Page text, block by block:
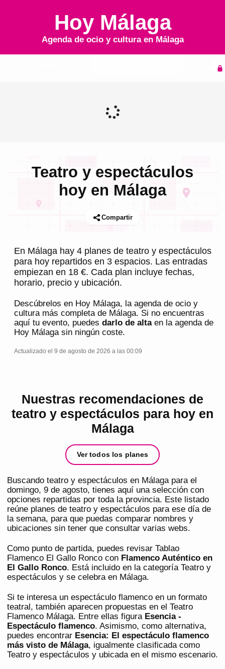
Hoy Málaga
Agenda de ocio y cultura en Málaga
Teatro y espectáculos
hoy en Málaga
Compartir
En Málaga hay 4 planes de teatro y espectáculos
para hoy repartidos en 3 espacios. Las entradas
empiezan en 18 €. Cada plan incluye fechas,
horario, precio y ubicación.
Descúbrelos en Hoy Málaga, la agenda de ocio y
cultura más completa de Málaga. Si no encuentras
aquí tu evento, puedes darlo de altaen la agenda de
Hoy Málagasin ningún coste.
Actualizado el 9 de agosto de 2026 a las 00:09
Nuestras recomendaciones de
teatro y espectáculos para hoy en
Málaga
Ver todos los planes
Buscando teatro y espectáculos en Málaga para el
domingo, 9 de agosto, tienes aquí una selección con
opciones repartidas por toda la provincia. Este listado
reúne planes de teatro y espectáculos para ese día de
la semana, para que puedas comparar nombres y
ubicaciones sin tener que consultar varias webs.
Como punto de partida, puedes revisar Tablao
Flamenco El Gallo Ronco con Flamenco Auténtico en
El Gallo Ronco. Está incluido en la categoría Teatro y
espectáculos y se celebra en Málaga.
Si te interesa un espectáculo flamenco en un formato
teatral, también aparecen propuestas en el Teatro
Flamenco Málaga. Entre ellas figura Esencia -
Espectáculo flamenco. Asimismo, como alternativa,
puedes encontrar Esencia: El espectáculo flamenco
más visto de Málaga, igualmente clasificada como
Teatro y espectáculos y ubicada en el mismo escenario.